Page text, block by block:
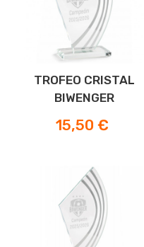
TROFEO CRISTAL
BIWENGER
Preis
15,50 €